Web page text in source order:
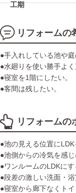
工期
リフォームの
●手入れしている池や
●水廻りを使い勝手よく
●寝室を1階にしたい。
●客間は残したい。
リフォームの
●池の見える位置に
●池側からの冷気を感
●ワンルームのLDKにす
●段差の激しい洗面・浴
●寝室から廊下なくト